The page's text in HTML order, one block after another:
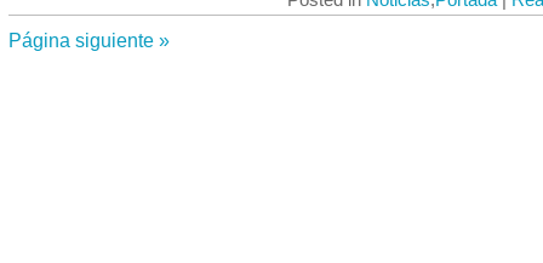
Página siguiente »